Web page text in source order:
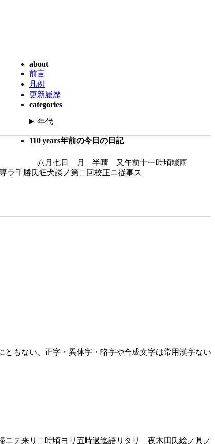
about
前言
凡例
更新履歴
categories
年代
110 years年前の今日の日記
八月七日 月 半晴 又午前十一時頃驟雨
千勝氏狂犬談ノ第二回校正ニ従事ス
もない、正字・異体字・略字や合成文字は常用漢字ない
来リ二時頃ヨリ五時過迄語リタリ 夜木田氏絵ノ具ノ